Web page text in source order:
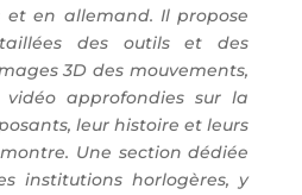
et en allemand. Il propose
des outils et des
3D des mouvements,
approfondies sur la
leur histoire et leurs
Une section dédiée
institutions horlogères, y